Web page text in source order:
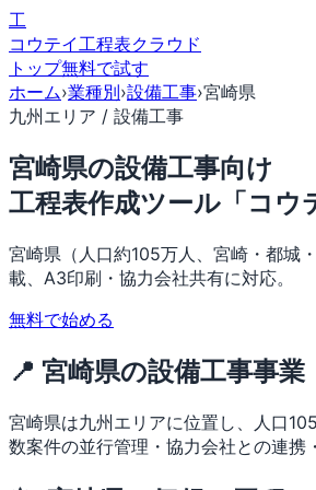
工
コウテイ工程表クラウド
トップ無料で試す
ホーム›業種別›設備工事›宮崎県
九州エリア / 設備工事
宮崎県の設備工事向け
工程表作成ツール「コウ
宮崎県（人口約105万人、宮崎・都城
載、A3印刷・協力会社共有に対応。
無料で始める
📍 宮崎県の設備工事事業
宮崎県は九州エリアに位置し、人口
数案件の並行管理・協力会社との連